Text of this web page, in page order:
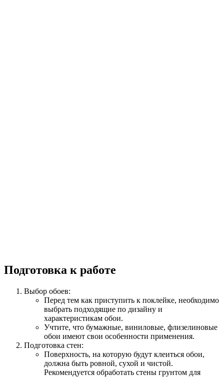
Подготовка к работе
Выбор обоев:
Перед тем как приступить к поклейке, необходимо
выбрать подходящие по дизайну и
характеристикам обои.
Учтите, что бумажные, виниловые, флизелиновые
обои имеют свои особенности применения.
Подготовка стен:
Поверхность, на которую будут клеиться обои,
должна быть ровной, сухой и чистой.
Рекомендуется обработать стены грунтом для